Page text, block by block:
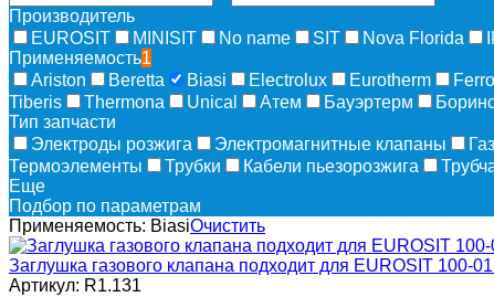
Производитель
EUROSIT
MINISIT No name SIT Nova Florida
Применяемость1
Ariston
Beretta Biasi Electrolux Eurotherm
Tiberis
Thermona Unical Атем Бауэртерм
Тип запчасти
Электроды розжига
Электромагнитные клапаны
Термоэлементы
Трубки Кабели пьезорозжига
Еще
Подбор по параметрам
Применяемость: BiasiОчистить
Заглушка газового клапана подходит для EUROSIT 100-
Артикул: R1.131